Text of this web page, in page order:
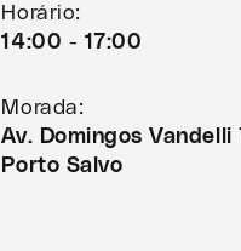
Horário:
14:00 - 17:00
Morada:
Av. Domingos
Porto Salvo